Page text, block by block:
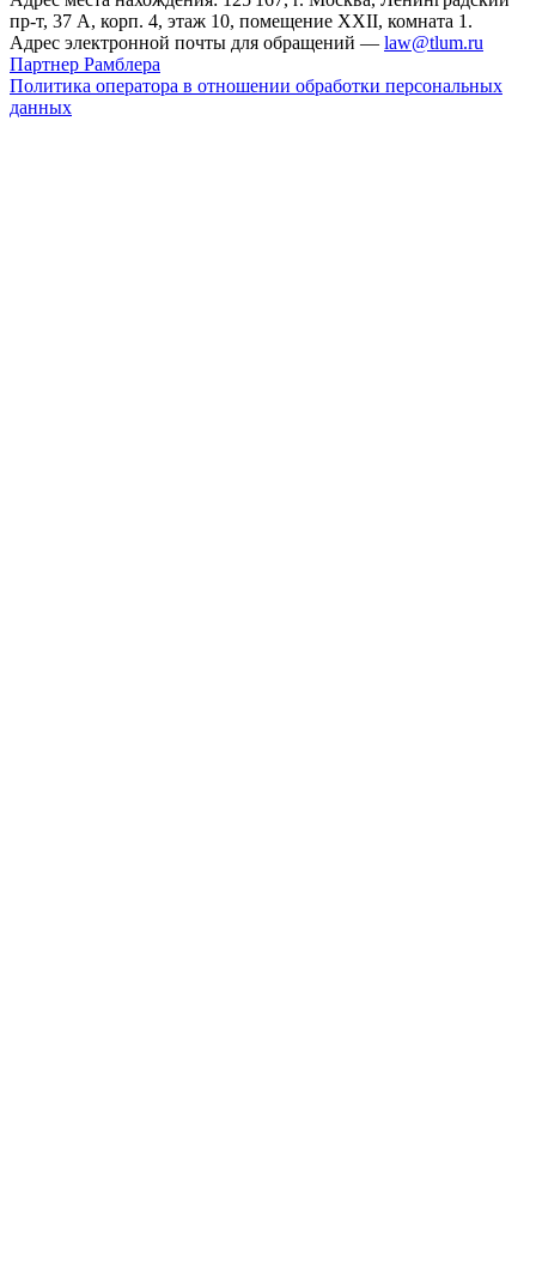
пр-т, 37 А, корп. 4, этаж 10, помещение XXII, комната 1.
Адрес электронной почты для обращений — law@tlum.ru
Партнер Рамблера
Политика оператора в отношении обработки персональных
данных